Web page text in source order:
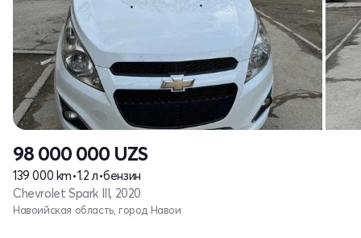
98 000 000 UZS
139 000 km•1.2 л•бензин
Chevrolet Spark III, 2020
Навоийская область, город Навои